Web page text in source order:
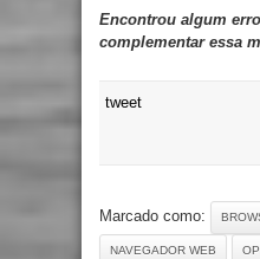
Encontrou algum
complementar essa
tweet
Marcado como:
NAVEGADOR WEB